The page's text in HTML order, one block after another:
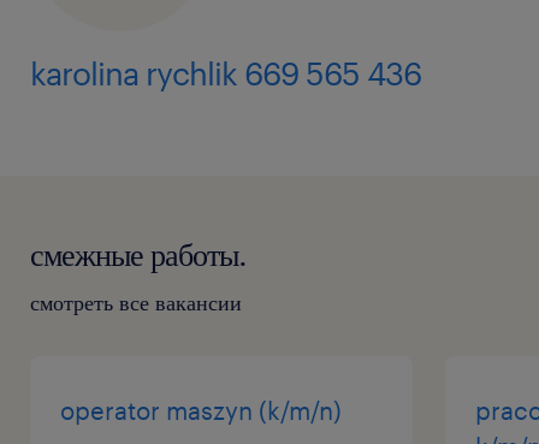
karolina rychlik 669 565 436
смежные работы.
смотреть все вакансии
operator maszyn (k/m/n)